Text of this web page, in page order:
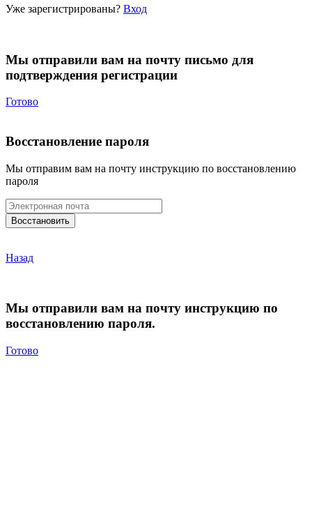
Уже зарегистрированы? Вход
Мы отправили вам на почту письмо для
подтверждения регистрации
Готово
Восстановление пароля
Мы отправим вам на почту инструкцию по восстановлению
пароля
Назад
Мы отправили вам на почту инструкцию по
восстановлению пароля.
Готово